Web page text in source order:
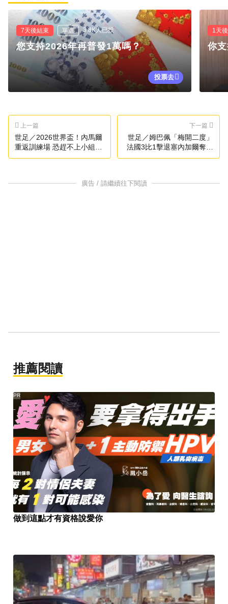
7天後結束 單選 3.8K人已投
您支持2026年再普發1萬嗎？
投票去
1天
你
上一篇
世足／2026世界盃！內馬爾
重返訓練場 恐趕不上小組賽
出戰
下一篇
世足／姆巴佩「梅開二度」
法國3比1擊退塞內加爾奪首
勝
廣告 / 請繼續往下閱讀
推薦閱讀
做到這點才有資格說愛你
PR